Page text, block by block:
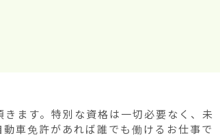
ます。特別な資格は一切必要なく、未
車免許があれば誰でも働けるお仕事で